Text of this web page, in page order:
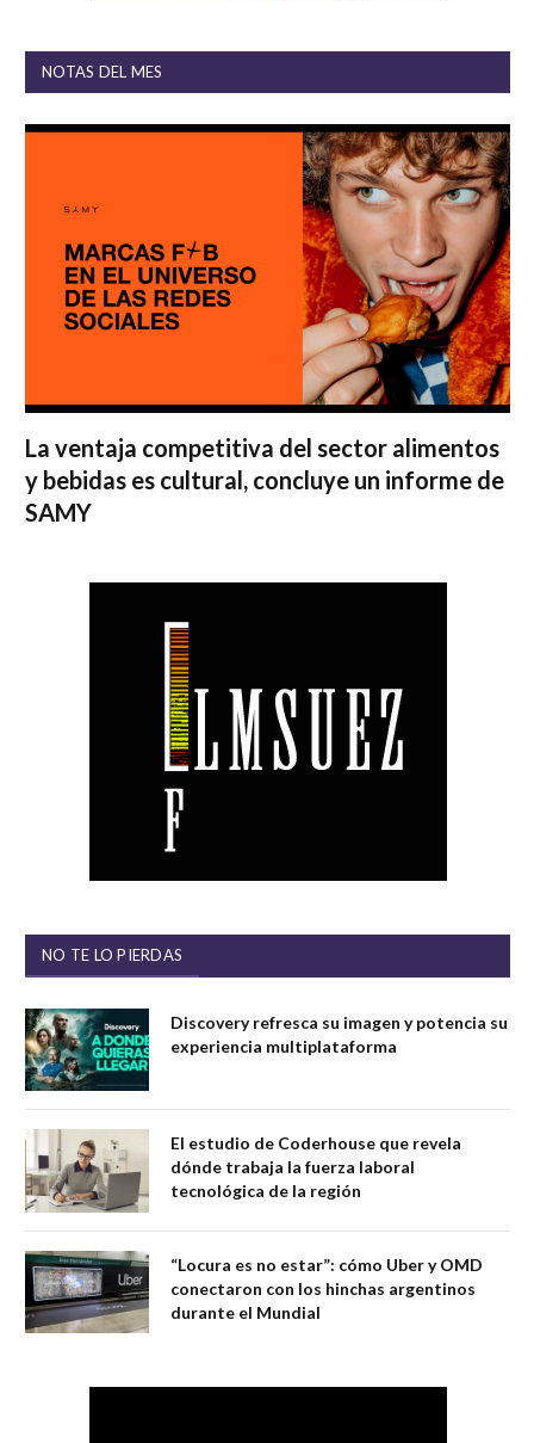
NOTAS DEL MES
La ventaja competitiva del sector alimentos
y bebidas es cultural, concluye un informe de
SAMY
NO TE LO PIERDAS
Discovery refresca su imagen y potencia su
experiencia multiplataforma
El estudio de Coderhouse que revela
dónde trabaja la fuerza laboral
tecnológica de la región
“Locura es no estar”: cómo Uber y OMD
conectaron con los hinchas argentinos
durante el Mundial